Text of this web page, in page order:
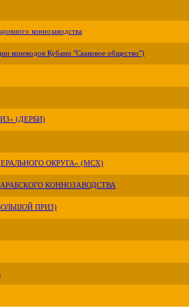
коннозаводства
коневодов Кубани "Скаковое общество")
(ДЕРБИ)
ОКРУГА» (МСХ)
КОННОЗАВОДСТВА
ПРИЗ)